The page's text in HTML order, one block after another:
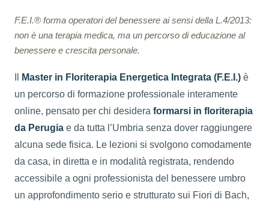
F.E.I.® forma operatori del benessere ai sensi della L.4/2013:
non è una terapia medica, ma un percorso di educazione al
benessere e crescita personale.
Master in Floriterapia Energetica Integrata (F.E.I.) è
un percorso di formazione professionale interamente
online, pensato per chi desidera formarsi in floriterapia
da Perugia e da tutta l’Umbria senza dover raggiungere
alcuna sede fisica. Le lezioni si svolgono comodamente
da casa, in diretta e in modalità registrata, rendendo
accessibile a ogni professionista del benessere umbro
un approfondimento serio e strutturato sui Fiori di Bach,